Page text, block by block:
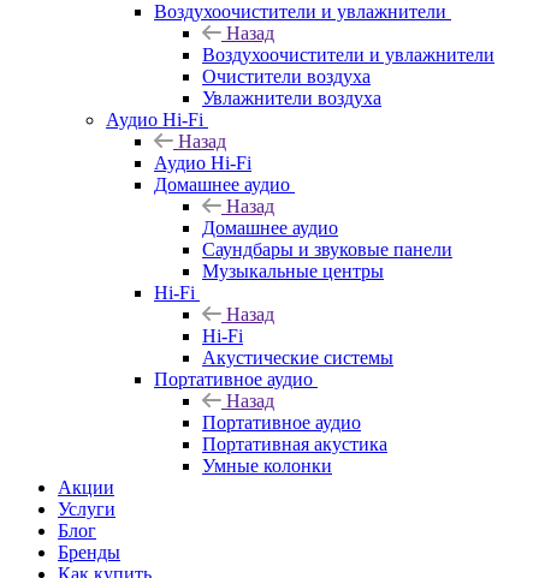
Воздухоочистители и увлажнители
Назад
Воздухоочистители и увлажнители
Очистители воздуха
Увлажнители воздуха
Аудио Hi-Fi
Назад
Аудио Hi-Fi
Домашнее аудио
Назад
Домашнее аудио
Саундбары и звуковые панели
Музыкальные центры
Hi-Fi
Назад
Hi-Fi
Акустические системы
Портативное аудио
Назад
Портативное аудио
Портативная акустика
Умные колонки
Акции
Услуги
Блог
Бренды
Как купить